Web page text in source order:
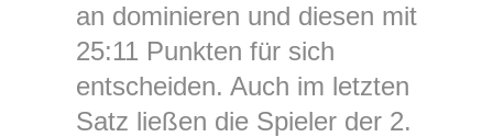
an dominieren und diesen mit
25:11 Punkten für sich
entscheiden. Auch im letzten
Satz ließen die Spieler der 2.